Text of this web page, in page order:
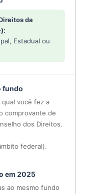
da
Estadual ou
fundo
qual você fez a
comprovante de
dos Direitos.
federal).
em 2025
ao mesmo fundo